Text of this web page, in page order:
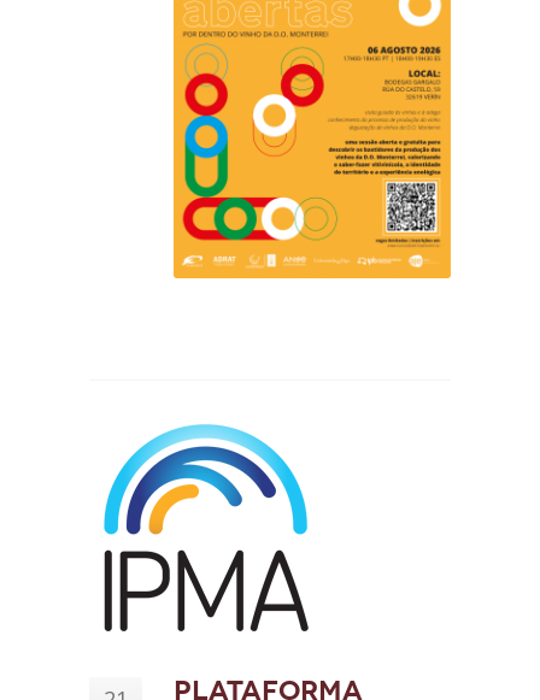
Plataforma